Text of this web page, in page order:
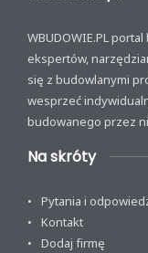
WBUDOWIE.PL
ekspertów,
się z budowlanymi
wesprzeć
budowanego przez
Na skróty
Pytania i
Kontakt
Dodaj firmę